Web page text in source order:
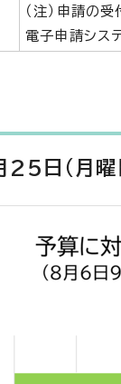
（注）申請の
電子申請シス
25日（月曜